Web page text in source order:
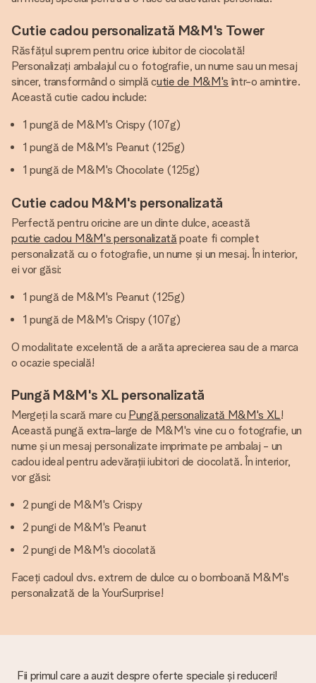
Cutie cadou personalizată M&M's Tower
Răsfățul suprem pentru orice iubitor de ciocolată!
Personalizați ambalajul cu o fotografie, un nume sau un mesaj
sincer, transformând o simplă cutie de M&M's într-o amintire.
Această cutie cadou include:
1 pungă de M&M's Crispy (107g)
1 pungă de M&M's Peanut (125g)
1 pungă de M&M's Chocolate (125g)
Cutie cadou M&M's personalizată
Perfectă pentru oricine are un dinte dulce, această
pcutie cadou M&M's personalizată poate fi complet
personalizată cu o fotografie, un nume și un mesaj. În interior,
ei vor găsi:
1 pungă de M&M's Peanut (125g)
1 pungă de M&M's Crispy (107g)
O modalitate excelentă de a arăta aprecierea sau de a marca
o ocazie specială!
Pungă M&M's XL personalizată
Mergeți la scară mare cu Pungă personalizată M&M's XL!
Această pungă extra-large de M&M's vine cu o fotografie, un
nume și un mesaj personalizate imprimate pe ambalaj - un
cadou ideal pentru adevărații iubitori de ciocolată. În interior,
vor găsi:
2 pungi de M&M's Crispy
2 pungi de M&M's Peanut
2 pungi de M&M's ciocolată
Faceți cadoul dvs. extrem de dulce cu o bomboană M&M's
personalizată de la YourSurprise!
Fii primul care a auzit despre oferte speciale și reduceri!